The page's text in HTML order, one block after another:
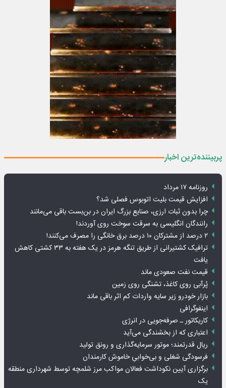
پربیننده‌ترین اخبار
روزنامه ۱۷ مرداد
افزایش قیمت بلیت اتوبوس فصلی شد؟
چرا بدون ثبات ارزی، صنایع بزرگ ایران در بن‌بست باقی می‌مانند
رانندگان انگلیسی به سرقت سوخت روی آوردند!
۲ درصد از مشترکان ۱۰ درصد برق خانگی را مصرف می‌کنند!
ترافیک کشتیرانی از طریق تنگه هرمز در یک هفته به ۳۳ کشتی کاهش
یافت
قیمت نفت صعودی ماند
پُرآبی روی کاغذ، تشنگی روی زمین
بازار خودرو زیر سایه واردات کم اثر باقی ماند
اینفوگرافی
کاریکاتور ـ صرفه‌جویی در انرژی
اعتباری که از بخشندگی می‌آید
ریال قدرتمند؛ موتور سرمایه‌گذاری و رونق تولید
فرسودگی شغلی و بی‌خوابیِ خاموش کارمندان
برگزاری آیین نکوداشت فعالان مواکب مرز شلمچه توسط شهرداری منطقه
یک